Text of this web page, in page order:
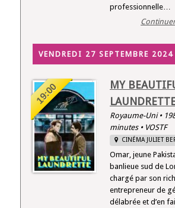
professionnelle…
VENDREDI 27 SEPTEMBRE 2024
19:00
MY
Royaume-Uni •
minutes • VOSTF
CINÉMA JULIET
Omar, jeune
banlieue sud de
chargé par son
entrepreneur de
délabrée et d’en